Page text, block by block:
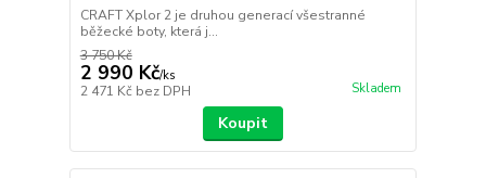
CRAFT Xplor 2 je druhou generací všestranné
běžecké boty, která j...
3 750 Kč
2 990 Kč/ks
2 471 Kč bez DPH Skladem
Koupit